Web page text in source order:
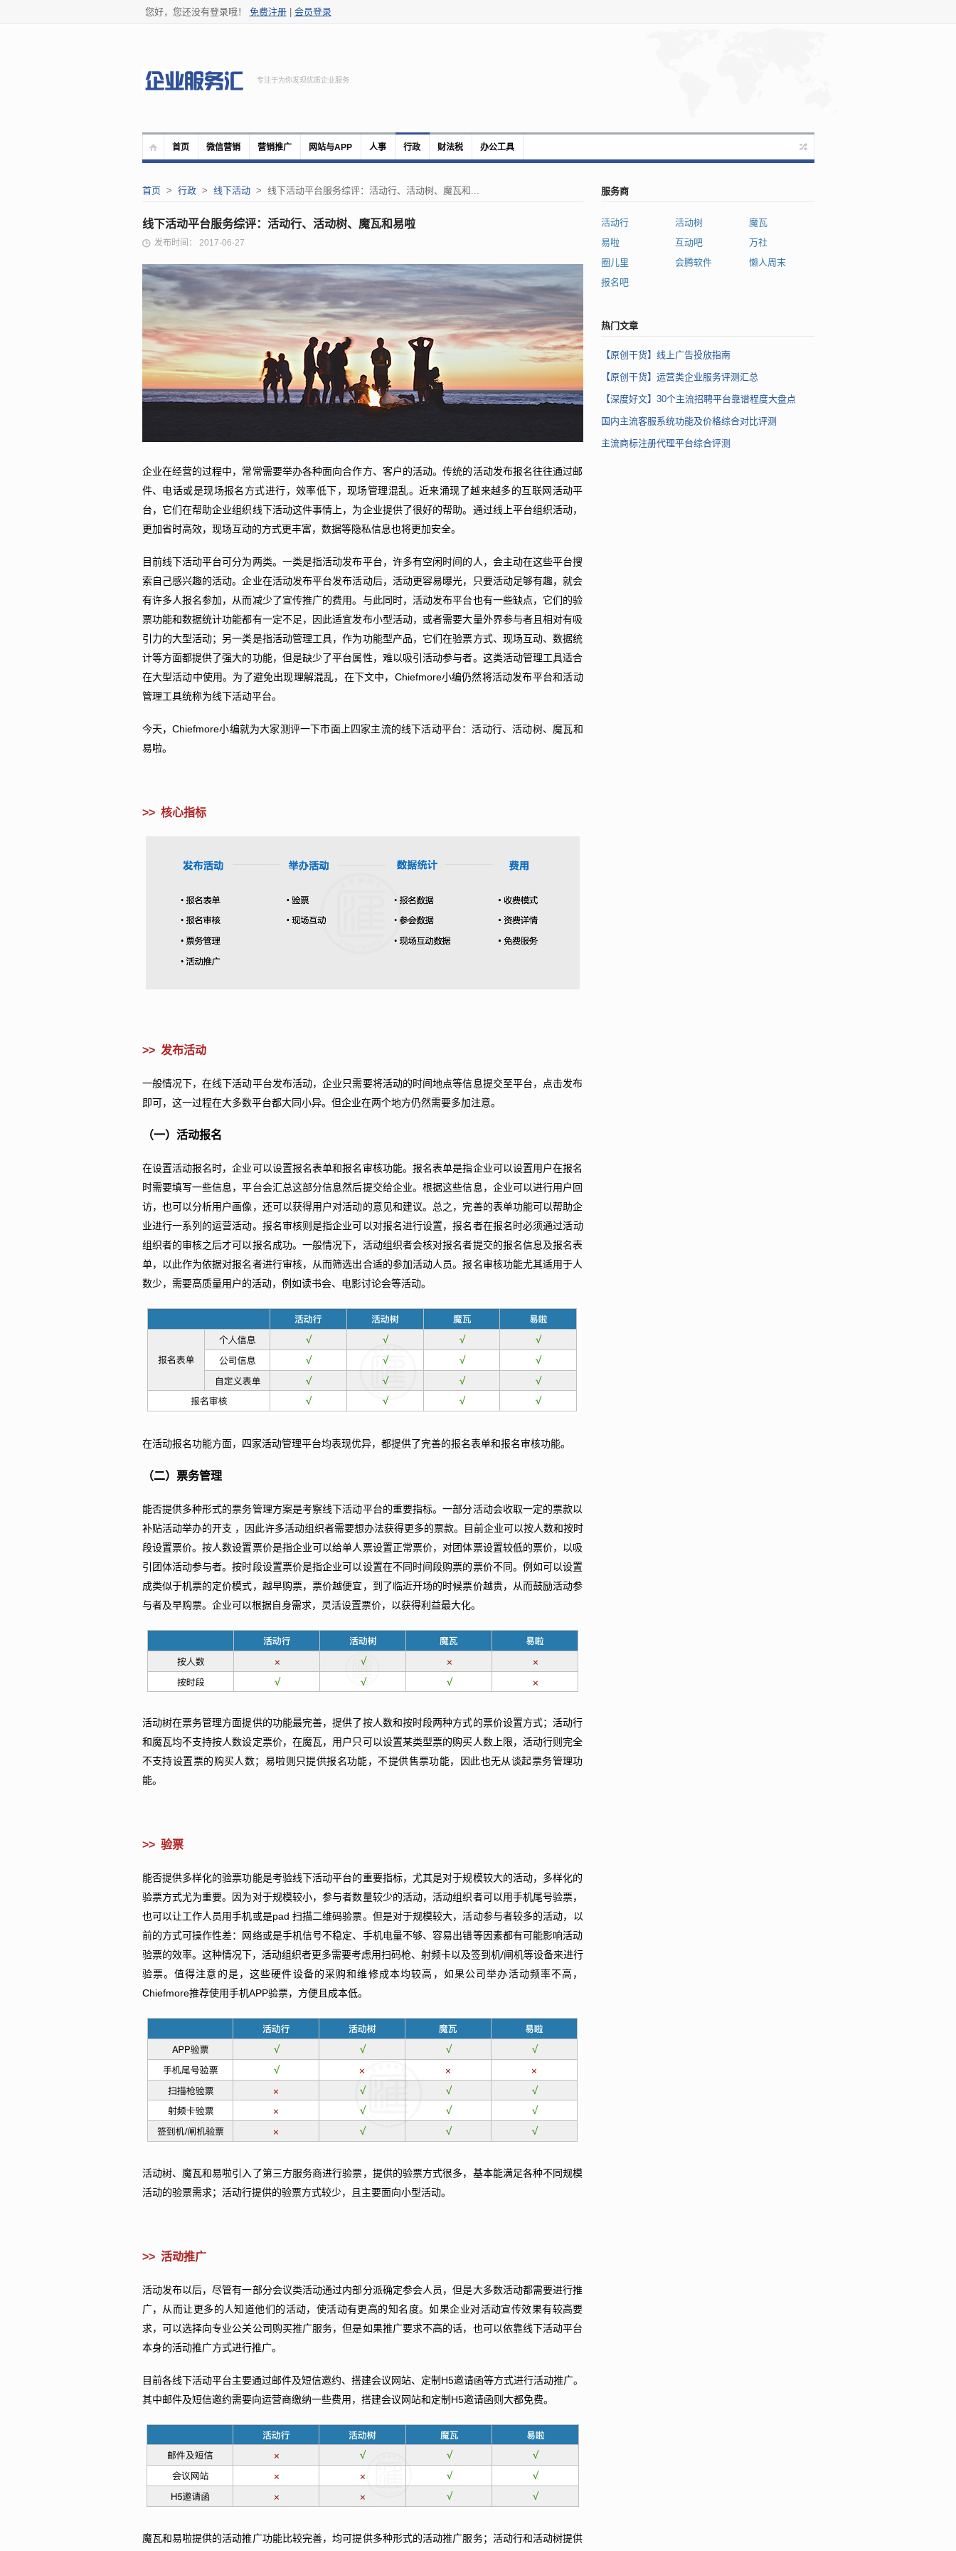
您好，您还没有登录哦！ 免费注册| 会员登录
专注于为你发现优质企业服务
首页 微信营销 营销推广 网站与APP 人事 行政 财法税 办公工具
首页> 行政> 线下活动> 线下活动平台服务综评：活动行、活动树、魔瓦和...
线下活动平台服务综评：活动行、活动树、魔瓦和易啦
发布时间： 2017-06-27
企业在经营的过程中，常常需要举办各种面向合作方、客户的活动。传统的活动发布报名往往通过邮
件、电话或是现场报名方式进行，效率低下，现场管理混乱。近来涌现了越来越多的互联网活动平
台，它们在帮助企业组织线下活动这件事情上，为企业提供了很好的帮助。通过线上平台组织活动，
更加省时高效，现场互动的方式更丰富，数据等隐私信息也将更加安全。
目前线下活动平台可分为两类。一类是指活动发布平台，许多有空闲时间的人，会主动在这些平台搜
索自己感兴趣的活动。企业在活动发布平台发布活动后，活动更容易曝光，只要活动足够有趣，就会
有许多人报名参加，从而减少了宣传推广的费用。与此同时，活动发布平台也有一些缺点，它们的验
票功能和数据统计功能都有一定不足，因此适宜发布小型活动，或者需要大量外界参与者且相对有吸
引力的大型活动；另一类是指活动管理工具，作为功能型产品，它们在验票方式、现场互动、数据统
计等方面都提供了强大的功能，但是缺少了平台属性，难以吸引活动参与者。这类活动管理工具适合
在大型活动中使用。 为了避免出现理解混乱，在下文中，Chiefmore小编仍然将活动发布平台和活动
管理工具统称为线下活动平台。
今天，Chiefmore小编就为大家测评一下市面上四家主流的线下活动平台：活动行、活动树、魔瓦和
易啦。
>> 核心指标
>> 发布活动
一般情况下，在线下活动平台发布活动，企业只需要将活动的时间地点等信息提交至平台，点击发布
即可，这一过程在大多数平台都大同小异。但企业在两个地方仍然需要多加注意。
（一）活动报名
在设置活动报名时，企业可以设置报名表单和报名审核功能。报名表单是指企业可以设置用户在报名
时需要填写一些信息，平台会汇总这部分信息然后提交给企业。根据这些信息，企业可以进行用户回
访，也可以分析用户画像，还可以获得用户对活动的意见和建议。总之，完善的表单功能可以帮助企
业进行一系列的运营活动。报名审核则是指企业可以对报名进行设置，报名者在报名时必须通过活动
组织者的审核之后才可以报名成功。一般情况下，活动组织者会核对报名者提交的报名信息及报名表
单，以此作为依据对报名者进行审核，从而筛选出合适的参加活动人员。报名审核功能尤其适用于人
数少，需要高质量用户的活动，例如读书会、电影讨论会等活动。
在活动报名功能方面，四家活动管理平台均表现优异，都提供了完善的报名表单和报名审核功能。
（二）票务管理
能否提供多种形式的票务管理方案是考察线下活动平台的重要指标。一部分活动会收取一定的票款以
补贴活动举办的开支 ，因此许多活动组织者需要想办法获得更多的票款。目前企业可以按人数和按时
段设置票价。按人数设置票价是指企业可以给单人票设置正常票价，对团体票设置较低的票价，以吸
引团体活动参与者。按时段设置票价是指企业可以设置在不同时间段购票的票价不同。例如可以设置
成类似于机票的定价模式，越早购票，票价越便宜，到了临近开场的时候票价越贵，从而鼓励活动参
与者及早购票。企业可以根据自身需求，灵活设置票价，以获得利益最大化。
活动树在票务管理方面提供的功能最完善，提供了按人数和按时段两种方式的票价设置方式；活动行
和魔瓦均不支持按人数设定票价，在魔瓦，用户只可以设置某类型票的购买人数上限，活动行则完全
不支持设置票的购买人数；易啦则只提供报名功能，不提供售票功能，因此也无从谈起票务管理功
能。
>> 验票
能否提供多样化的验票功能是考验线下活动平台的重要指标，尤其是对于规模较大的活动，多样化的
验票方式尤为重要。因为对于规模较小，参与者数量较少的活动，活动组织者可以用手机尾号验票，
也可以让工作人员用手机或是pad 扫描二维码验票。但是对于规模较大，活动参与者较多的活动，以
前的方式可操作性差：网络或是手机信号不稳定、手机电量不够、容易出错等因素都有可能影响活动
验票的效率。这种情况下，活动组织者更多需要考虑用扫码枪、射频卡以及签到机/闸机等设备来进行
验票。值得注意的是，这些硬件设备的采购和维修成本均较高，如果公司举办活动频率不高，
Chiefmore推荐使用手机APP验票，方便且成本低。
活动树、魔瓦和易啦引入了第三方服务商进行验票，提供的验票方式很多，基本能满足各种不同规模
活动的验票需求；活动行提供的验票方式较少，且主要面向小型活动。
>> 活动推广
活动发布以后，尽管有一部分会议类活动通过内部分派确定参会人员，但是大多数活动都需要进行推
广，从而让更多的人知道他们的活动，使活动有更高的知名度。如果企业对活动宣传效果有较高要
求，可以选择向专业公关公司购买推广服务，但是如果推广要求不高的话，也可以依靠线下活动平台
本身的活动推广方式进行推广。
目前各线下活动平台主要通过邮件及短信邀约、搭建会议网站、定制H5邀请函等方式进行活动推广。
其中邮件及短信邀约需要向运营商缴纳一些费用，搭建会议网站和定制H5邀请函则大都免费。
魔瓦和易啦提供的活动推广功能比较完善，均可提供多种形式的活动推广服务；活动行和活动树提供
服务商
活动行 活动树
魔瓦
易啦
互动吧
万社
圈儿里
会腾软件
懒人周末
报名吧
热门文章
【原创干货】线上广告投放指南
【原创干货】运营类企业服务评测汇总
【深度好文】30个主流招聘平台靠谱程度大盘点
国内主流客服系统功能及价格综合对比评测
主流商标注册代理平台综合评测